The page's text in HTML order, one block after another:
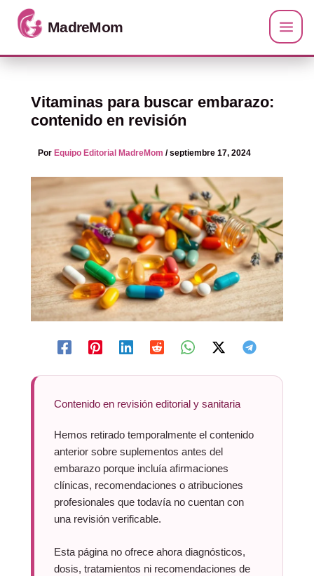
Ir al contenido
Vitaminas para buscar embarazo:
contenido en revisión
Por Equipo Editorial MadreMom /septiembre 17, 2024
Contenido en revisión editorial y sanitaria
Hemos retirado temporalmente el contenido
anterior sobre suplementos antes del
embarazo porque incluía afirmaciones
clínicas, recomendaciones o atribuciones
profesionales que todavía no cuentan con
una revisión verificable.
Esta página no ofrece ahora diagnósticos,
dosis, tratamientos ni recomendaciones de